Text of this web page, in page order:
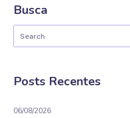
Busca
Posts Recentes
06/08/2026